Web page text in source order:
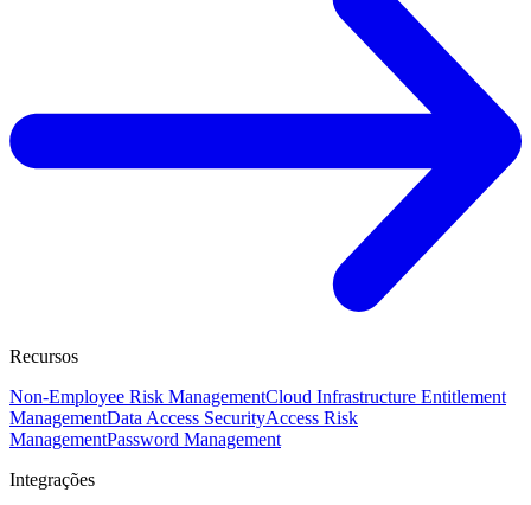
Recursos
Non-Employee Risk ManagementCloud Infrastructure Entitlement
ManagementData Access SecurityAccess Risk
ManagementPassword Management
Integrações